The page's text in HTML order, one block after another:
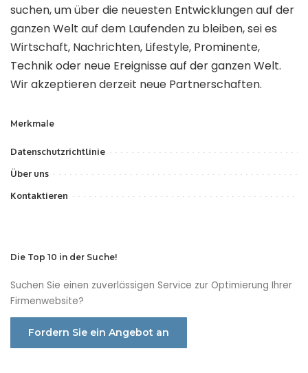
suchen, um über die neuesten Entwicklungen auf der
ganzen Welt auf dem Laufenden zu bleiben, sei es
Wirtschaft, Nachrichten, Lifestyle, Prominente,
Technik oder neue Ereignisse auf der ganzen Welt.
Wir akzeptieren derzeit neue Partnerschaften.
Merkmale
Datenschutzrichtlinie
Über uns
Kontaktieren
Die Top 10 in der Suche!
Suchen Sie einen zuverlässigen Service zur Optimierung Ihrer
Firmenwebsite?
Fordern Sie ein Angebot an